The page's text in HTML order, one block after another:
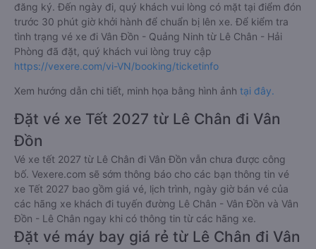
đăng ký. Đến ngày đi, quý khách vui lòng có mặt tại điểm đón
trước 30 phút giờ khởi hành để chuẩn bị lên xe. Để kiểm tra
tình trạng vé xe đi Vân Đồn - Quảng Ninh từ Lê Chân - Hải
Phòng đã đặt, quý khách vui lòng truy cập
https://vexere.com/vi-VN/booking/ticketinfo
Xem hướng dẫn chi tiết, minh họa bằng hình ảnh tại đây.
Đặt vé xe Tết 2027 từ Lê Chân đi Vân
Đồn
Vé xe tết 2027 từ Lê Chân đi Vân Đồn vẫn chưa được công
bố. Vexere.com sẽ sớm thông báo cho các bạn thông tin vé
xe Tết 2027 bao gồm giá vé, lịch trình, ngày giờ bán vé của
các hãng xe khách đi tuyến đường Lê Chân - Vân Đồn và Vân
Đồn - Lê Chân ngay khi có thông tin từ các hãng xe.
Đặt vé máy bay giá rẻ từ Lê Chân đi Vân